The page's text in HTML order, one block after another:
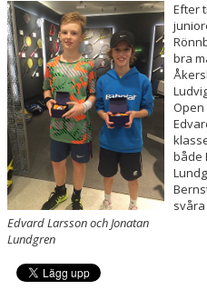
KONTAKT
Edvard Larsson och Jonatan
Lundgren
Efter
bra
Open
både